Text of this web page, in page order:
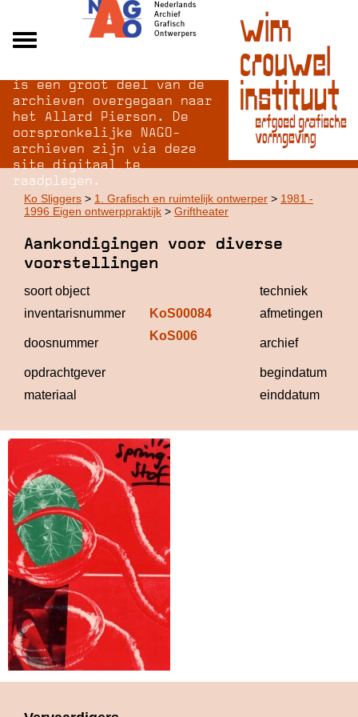
Over NAGO
Over WCI
Inloggen
is een groot deel van de
archieven overgegaan naar
het Allard Pierson. De
oorspronkelijke NAGO-
archieven zijn via deze
site digitaal te
raadplegen.
Ko Sliggers > 1. Grafisch en ruimtelijk ontwerper > 1981 -
1996 Eigen ontwerppraktijk > Griftheater
Aankondigingen voor diverse
voorstellingen
soort object
techniek
inventarisnummer
KoS00084 afmetingen
doosnummer
KoS006
archief
opdrachtgever
begindatum
materiaal
einddatum